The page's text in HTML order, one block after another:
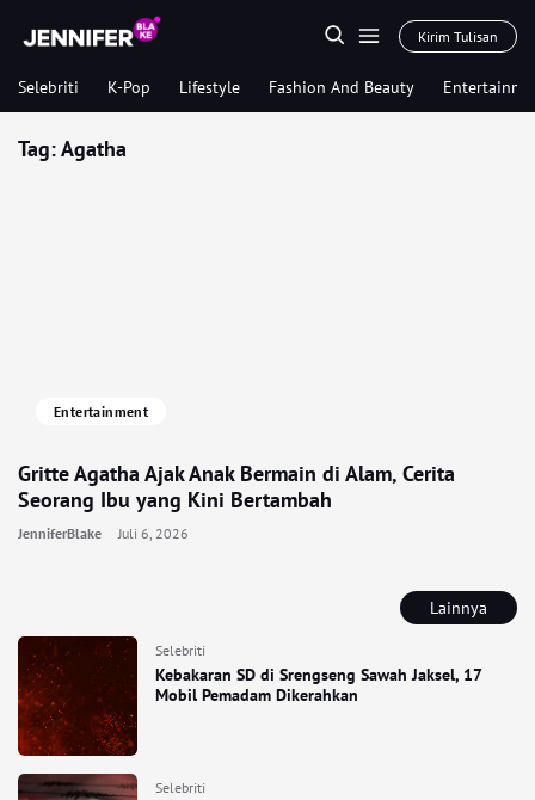
Kirim Tulisan
Selebriti K-Pop Lifestyle Fashion And Beauty
Lainnya
Selebriti
Kebakaran SD di Srengseng Sawah Jaksel, 17
Mobil Pemadam Dikerahkan
Selebriti
Tag:Agatha
Entertainment
Gritte Agatha Ajak Anak Bermain di Alam, Cerita
Seorang Ibu yang Kini Bertambah
JenniferBlake Juli 6, 2026